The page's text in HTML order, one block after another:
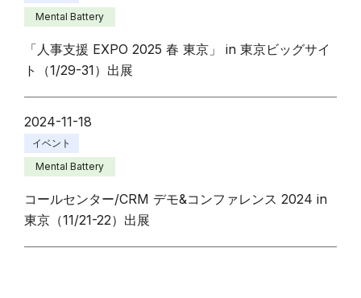
Mental Battery
「人事支援 EXPO 2025 春 東京」 in 東京ビッグサイ
ト（1/29-31）出展
2024-11-18
イベント
Mental Battery
コールセンター/CRM デモ&コンファレンス 2024 in
東京（11/21-22）出展